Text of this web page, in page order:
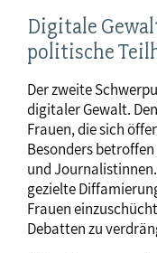
Digitale
politische
Der zweite
digitaler Gewalt.
Frauen, die sich
Besonders
und
gezielte
Frauen
Debatten zu